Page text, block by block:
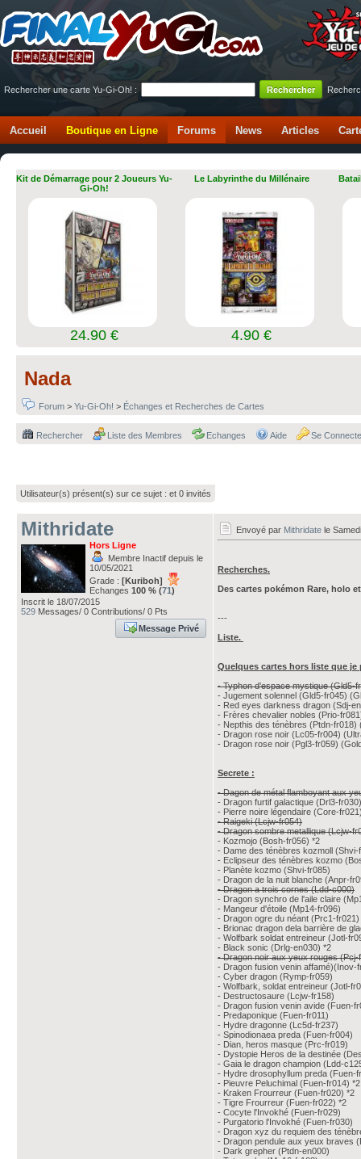
Rechercher une carte Yu-Gi-Oh! :
Accueil Boutique en Ligne Forums News Articles
Kit de Démarrage pour 2 Joueurs Yu-
Gi-Oh!
24.90 €
Le Labyrinthe du Millénaire
4.90 €
Nada
Forum > Yu-Gi-Oh! > Échanges et Recherches de Cartes
Rechercher Liste des Membres Echanges Aide Se
Utilisateur(s) présent(s) sur ce sujet : et 0 invités
Mithridate
Hors Ligne
Membre Inactif depuis le
10/05/2021
Grade : [Kuriboh]
Echanges 100 % (71)
Inscrit le 18/07/2015
529 Messages/ 0 Contributions/ 0 Pts
Message Privé
Envoyé par Mithridate le
Recherches.
Des cartes pokémon Rare, holo
---
Liste.
Quelques cartes hors liste que je
- Typhon d'espace mystique (Gld5-
- Jugement solennel (Gld5-fr045)
- Red eyes darkness dragon (Sdj-
- Frères chevalier nobles (Prio-
- Nepthis des ténèbres (Ptdn-fr018)
- Dragon rose noir (Lc05-fr004)
- Dragon rose noir (Pgl3-fr059)
Secrete :
- Dagon de métal flamboyant aux
- Dragon furtif galactique (Drl3-fr030)
- Pierre noire légendaire (Core-
- Raigeki (Lcjw-fr054)
- Dragon sombre metallique (Lcjw-
- Kozmojo (Bosh-fr056) *2
- Dame des ténèbres kozmoll (Shvi-
- Eclipseur des ténèbres kozmo
- Planète kozmo (Shvi-fr085)
- Dragon de la nuit blanche (Anpr-
- Dragon a trois cornes (Ldd-c000)
- Dragon synchro de l'aile claire
- Mangeur d'étoile (Mp14-fr096)
- Dragon ogre du néant (Prc1-fr021)
- Brionac dragon dela barrière de
- Wolfbark soldat entreineur (Jotl-
- Black sonic (Drlg-en030) *2
- Dragon noir aux yeux rouges (Pcj-
- Dragon fusion venin affamé)(Inov-
- Cyber dragon (Rymp-fr059)
- Wolfbark, soldat entreineur (Jotl-
- Destructosaure (Lcjw-fr158)
- Dragon fusion venin avide (Fuen-
- Predaponique (Fuen-fr011)
- Hydre dragonne (Lc5d-fr237)
- Spinodionaea preda (Fuen-fr004)
- Dian, heros masque (Prc-fr019)
- Dystopie Heros de la destinée
- Gaia le dragon champion (Ldd-
- Hydre drosophyllum preda (Fuen-
- Pieuvre Peluchimal (Fuen-fr014) *2
- Kraken Frourreur (Fuen-fr020) *2
- Tigre Frourreur (Fuen-fr022) *2
- Cocyte l'Invokhé (Fuen-fr029)
- Purgatorio l'Invokhé (Fuen-fr030)
- Dragon xyz du requiem des
- Dragon pendule aux yeux braves
- Dark grepher (Ptdn-en000)